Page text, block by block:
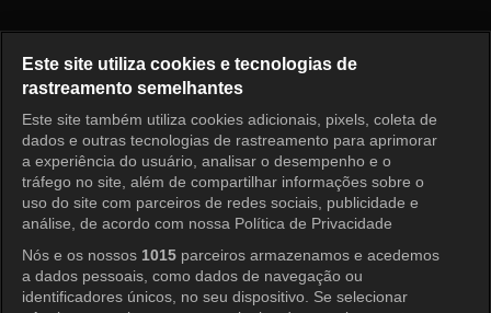
Entrar
Este site utiliza cookies e tecnologias de
rastreamento semelhantes
Este site também utiliza cookies adicionais, pixels, coleta de
dados e outras tecnologias de rastreamento para aprimorar
a experiência do usuário, analisar o desempenho e o
tráfego no site, além de compartilhar informações sobre o
uso do site com parceiros de redes sociais, publicidade e
análise, de acordo com nossa Política de Privacidade
Nós e os nossos 1015 parceiros armazenamos e acedemos
a dados pessoais, como dados de navegação ou
identificadores únicos, no seu dispositivo. Se selecionar